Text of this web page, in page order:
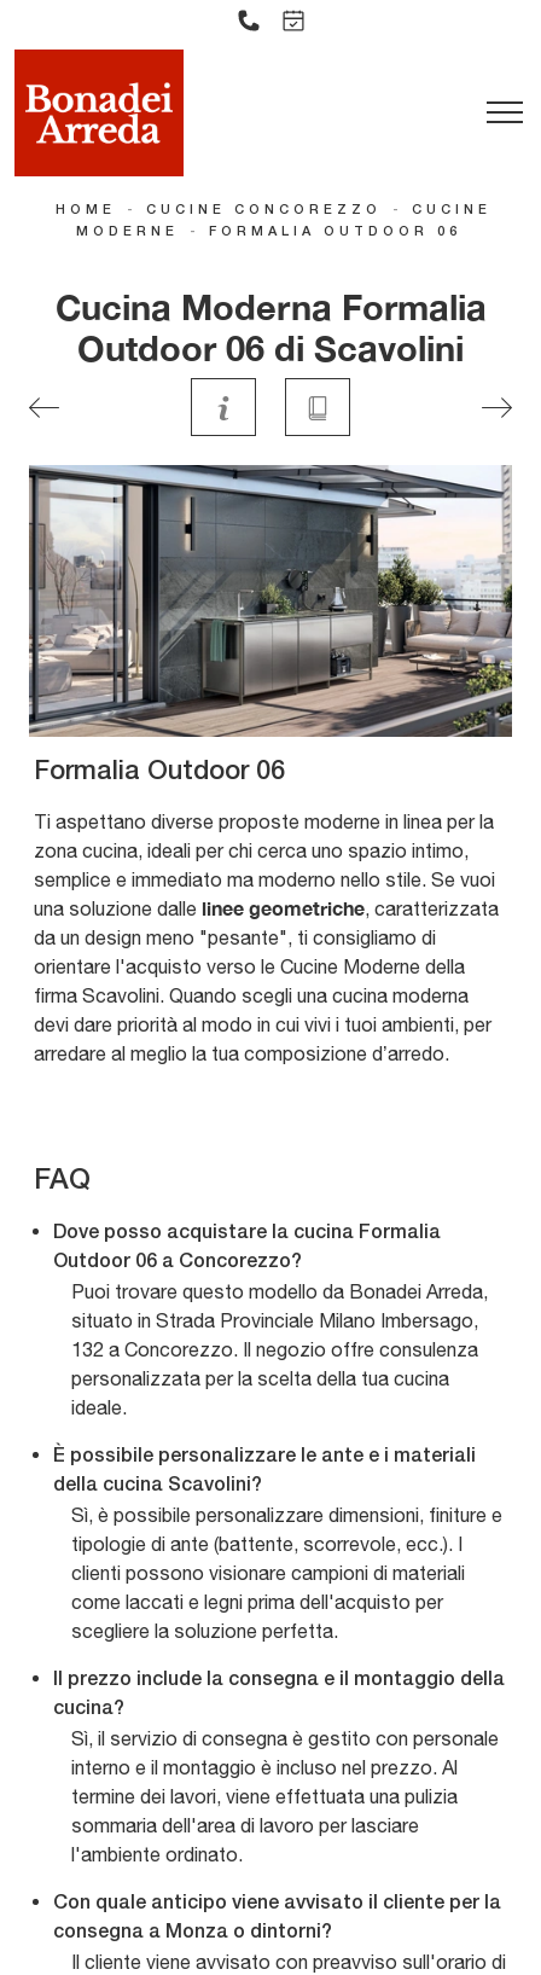
HOME - CUCINE CONCOREZZO -
CUCINE
MODERNE
- FORMALIA OUTDOOR 06
Cucina Moderna Formalia
Outdoor 06 di Scavolini
Formalia Outdoor 06
Ti aspettano diverse proposte moderne in linea per la
zona cucina, ideali per chi cerca uno spazio intimo,
semplice e immediato ma moderno nello stile. Se vuoi
una soluzione dalle linee geometriche, caratterizzata
da un design meno "pesante", ti consigliamo di
orientare l'acquisto verso le Cucine Moderne della
firma Scavolini. Quando scegli una cucina moderna
devi dare priorità al modo in cui vivi i tuoi ambienti, per
arredare al meglio la tua composizione d’arredo.
FAQ
Dove posso acquistare la cucina Formalia
Outdoor 06 a Concorezzo?
Puoi trovare questo modello da Bonadei Arreda,
situato in Strada Provinciale Milano Imbersago,
132 a Concorezzo. Il negozio offre consulenza
personalizzata per la scelta della tua cucina
ideale.
È possibile personalizzare le ante e i materiali
della cucina Scavolini?
Sì, è possibile personalizzare dimensioni, finiture e
tipologie di ante (battente, scorrevole, ecc.). I
clienti possono visionare campioni di materiali
come laccati e legni prima dell'acquisto per
scegliere la soluzione perfetta.
Il prezzo include la consegna e il montaggio della
cucina?
Sì, il servizio di consegna è gestito con personale
interno e il montaggio è incluso nel prezzo. Al
termine dei lavori, viene effettuata una pulizia
sommaria dell'area di lavoro per lasciare
l'ambiente ordinato.
Con quale anticipo viene avvisato il cliente per la
consegna a Monza o dintorni?
Il cliente viene avvisato con preavviso sull'orario di